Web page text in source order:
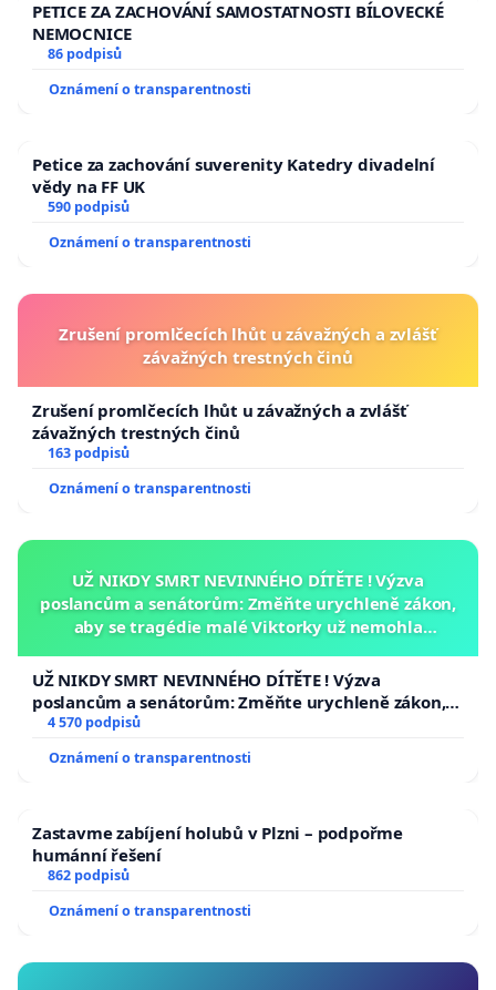
PETICE ZA ZACHOVÁNÍ SAMOSTATNOSTI BÍLOVECKÉ
NEMOCNICE
86 podpisů
Oznámení o transparentnosti
Petice za zachování suverenity Katedry divadelní
vědy na FF UK
590 podpisů
Oznámení o transparentnosti
Zrušení promlčecích lhůt u závažných a zvlášť
závažných trestných činů
Zrušení promlčecích lhůt u závažných a zvlášť
závažných trestných činů
163 podpisů
Oznámení o transparentnosti
UŽ NIKDY SMRT NEVINNÉHO DÍTĚTE ! Výzva
poslancům a senátorům: Změňte urychleně zákon,
aby se tragédie malé Viktorky už nemohla
UŽ NIKDY SMRT NEVINNÉHO DÍTĚTE ! Výzva
poslancům a senátorům: Změňte urychleně zákon,
aby se tragédie malé Viktorky už nemohla opakovat!
4 570 podpisů
Oznámení o transparentnosti
Zastavme zabíjení holubů v Plzni – podpořme
humánní řešení
862 podpisů
Oznámení o transparentnosti